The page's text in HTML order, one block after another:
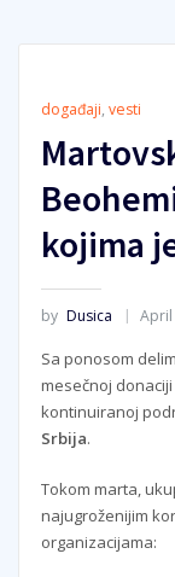
događaji, vesti
kojima
by Dusica April
Sa ponosom
mesečnoj
kontinuiranoj
Srbija.
Tokom marta,
najugroženijim
organizacijama: